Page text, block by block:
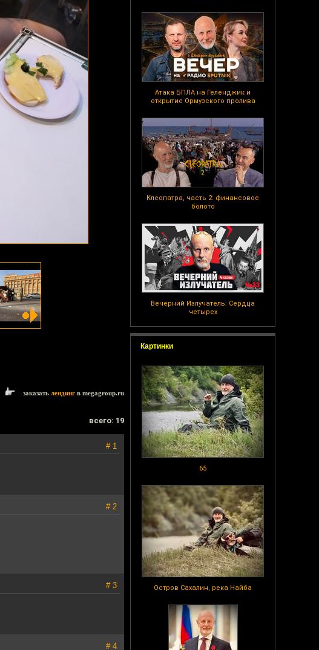
Атака БПЛА на Геленджик и
открытие Ормузского пролива
Клеопатра, часть 2: финансовое
болото
Вечерний Излучатель: Сердца
четырех
Картинки
65
Остров Сахалин, река Найба
заказать лендинг в megagroup.ru
всего: 19
# 1
# 2
# 3
# 4